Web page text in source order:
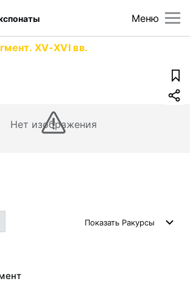
Меню
XV-XVI вв.
Нет изображения
Показать Ракурсы